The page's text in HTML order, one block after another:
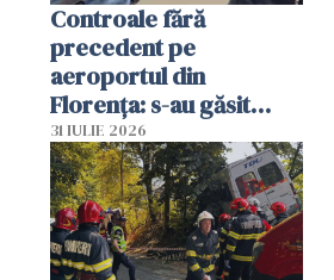
Controale fără
precedent pe
aeroportul din
Florența: s-au găsit
capete de aligator și o
sumă imensă de bani
31 IULIE 2026